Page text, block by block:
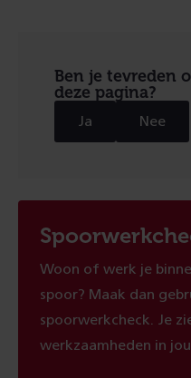
Ben je tevreden
deze pagina?
Ja Nee
Woon of werk je
spoor? Maak dan
spoorwerkcheck. Je
werkzaamheden in